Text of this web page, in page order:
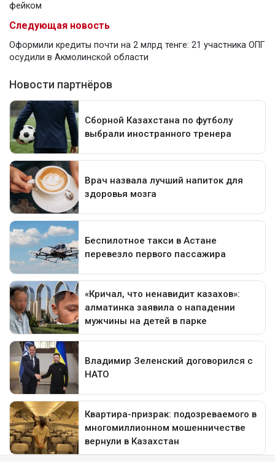
фейком
Следующая новость
Оформили кредиты почти на 2 млрд тенге: 21 участника ОПГ
осудили в Акмолинской области